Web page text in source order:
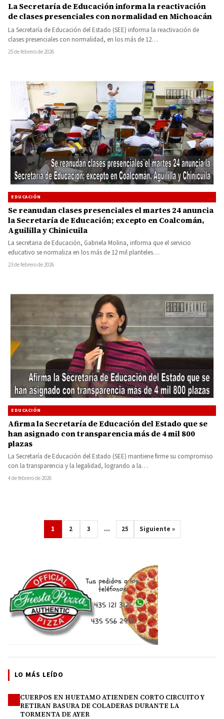
La Secretaría de Educación informa la reactivación
de clases presenciales con normalidad en Michoacán
La Secretaría de Educación del Estado (SEE) informa la reactivación de
clases presenciales con normalidad, en los más de 12…
25 de febrero de 2026
EDUCACIÓN
Se reanudan clases presenciales el martes 24 anuncia
la Secretaría de Educación; excepto en Coalcomán,
Aguililla y Chinicuila
La secretaria de Educación, Gabriela Molina, informa que el servicio
educativo se normaliza en los más de 12 mil planteles…
23 de febrero de 2026
EDUCACIÓN
Afirma la Secretaría de Educación del Estado que se
han asignado con transparencia más de 4 mil 800
plazas
La Secretaría de Educación del Estado (SEE) mantiene firme su compromiso
con la transparencia y la legalidad, logrando a la…
4 de febrero de 2026
1 2 3 … 25 Siguiente »
LO MÁS LEÍDO
CUERPOS EN HUETAMO ATIENDEN CORTO CIRCUITO Y
RETIRAN BASURA DE COLADERAS DURANTE LA
TORMENTA DE AYER